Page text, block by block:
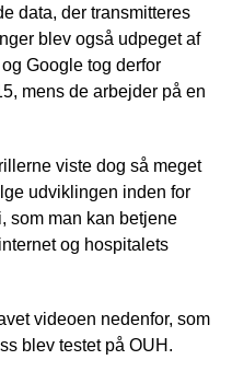
data, der transmitteres
blev også udpeget af
Google tog derfor
mens de arbejder på en
viste dog så meget
udviklingen inden for
som man kan betjene
og hospitalets
videoen nedenfor, som
blev testet på OUH.